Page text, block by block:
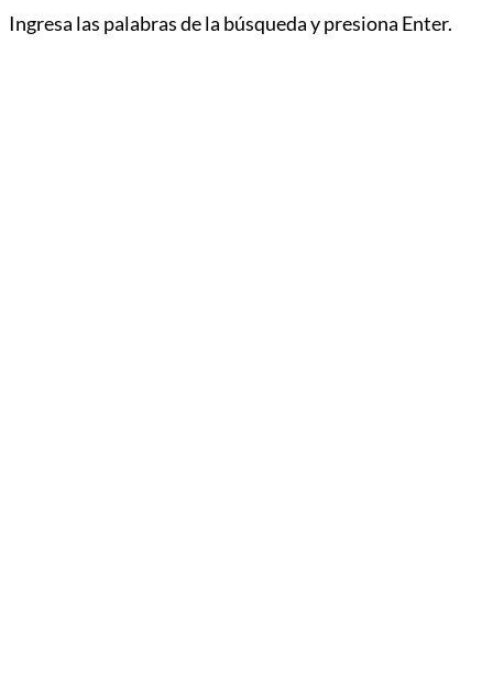
Ingresa las palabras de la búsqueda y presiona Enter.